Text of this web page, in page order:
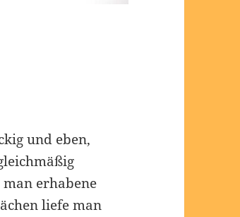
und eben,
erhabene
liefe man